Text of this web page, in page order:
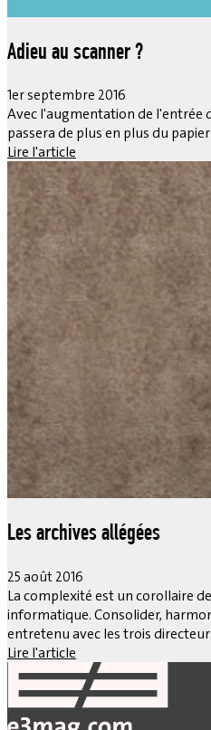
Adieu au scanner ?
1er septembre 2016
Avec l'augmentation de l'entrée
passera de plus en plus du
Lire l'article
Les archives allégées
25 août 2016
La complexité est un corollaire
informatique. Consolider,
entretenu avec les trois
Lire l'article